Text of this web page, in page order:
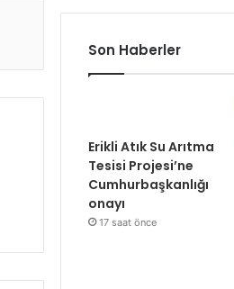
Son Haberler
Erikli Atık Su Arıtma
Tesisi Projesi’ne
Cumhurbaşkanlığı
onayı
17 saat önce